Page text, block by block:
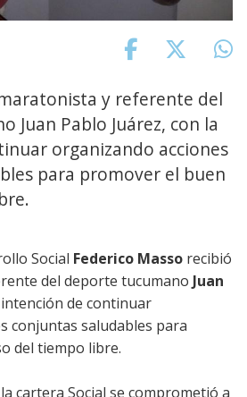
y referente del
Juan Pablo Juárez, con la
organizando acciones
para promover el buen
Social Federico Masso recibió
del deporte tucumano Juan
intención de continuar
conjuntas saludables para
del tiempo libre.
cartera Social se comprometió a